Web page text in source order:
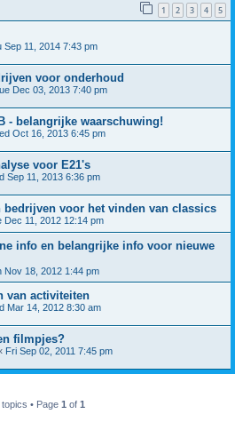
1 2 3 4 5
Sep 11, 2014 7:43 pm
voor onderhoud
Dec 03, 2013 7:40 pm
- belangrijke waarschuwing!
Oct 16, 2013 6:45 pm
voor E21's
Sep 11, 2013 6:36 pm
bedrijven voor het vinden van classics
Dec 11, 2012 12:14 pm
info en belangrijke info voor nieuwe
Nov 18, 2012 1:44 pm
van activiteiten
Mar 14, 2012 8:30 am
filmpjes?
Fri Sep 02, 2011 7:45 pm
topics • Page 1 of 1